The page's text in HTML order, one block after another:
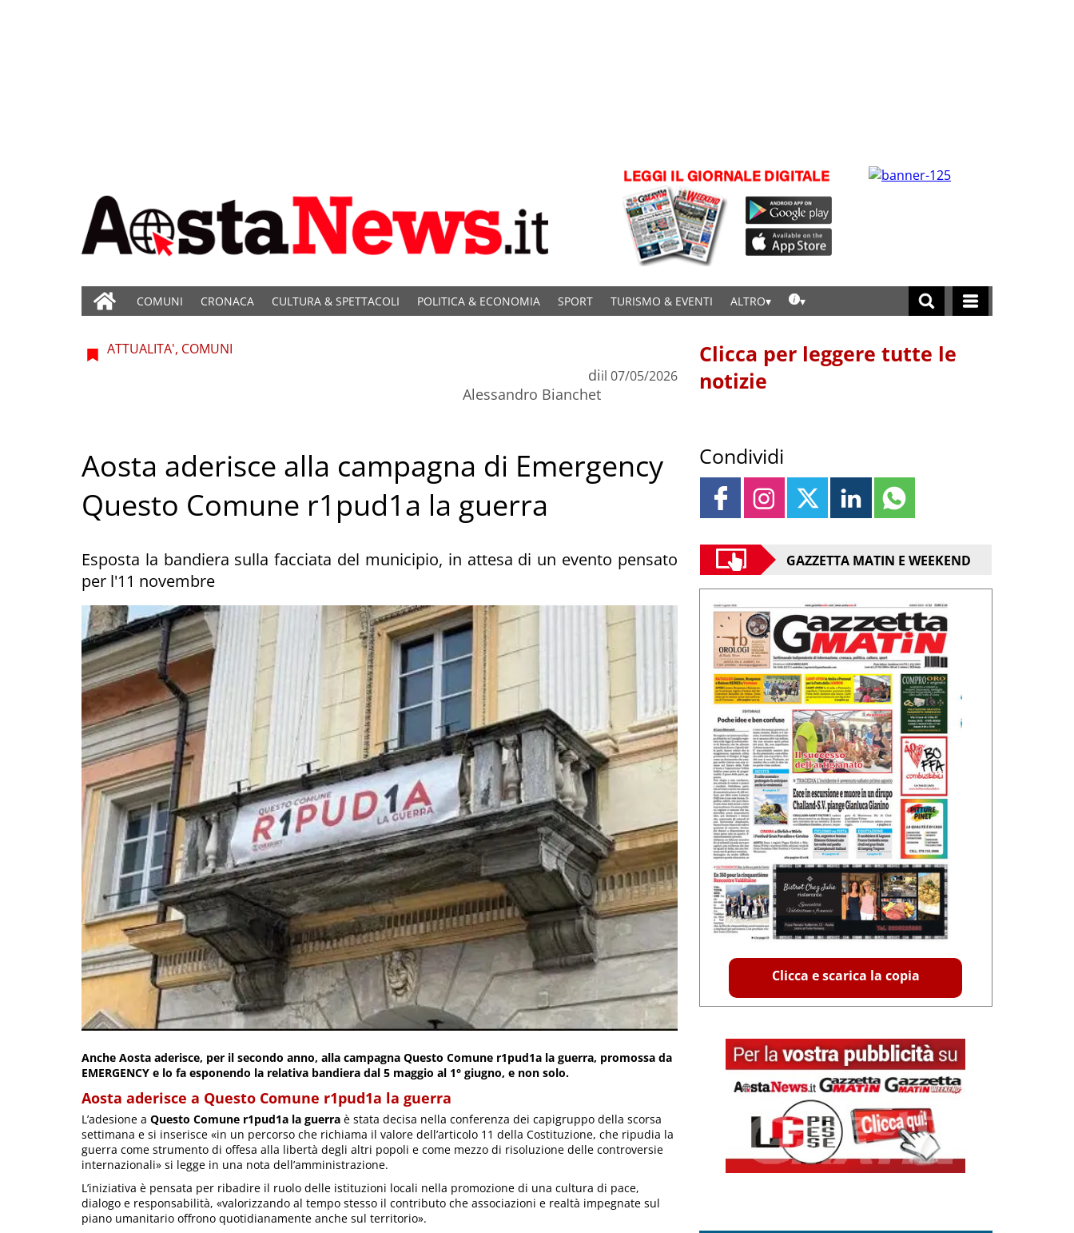
COMUNI CRONACA CULTURA & SPETTACOLI POLITICA & ECONOMIA SPORT TURISMO & EVENTI ALTRO
ATTUALITA', COMUNI
di
Alessandro Bianchet
il 07/05/2026
Aosta aderisce alla campagna di Emergency
Questo Comune r1pud1a la guerra
Esposta la bandiera sulla facciata del municipio, in attesa di un evento pensato
per l'11 novembre
Anche Aosta aderisce, per il secondo anno, alla campagna Questo Comune r1pud1a la guerra, promossa da
EMERGENCY e lo fa esponendo la relativa bandiera dal 5 maggio al 1° giugno, e non solo.
Aosta aderisce a Questo Comune r1pud1a la guerra
L’adesione a Questo Comune r1pud1a la guerra è stata decisa nella conferenza dei capigruppo della scorsa
settimana e si inserisce «in un percorso che richiama il valore dell’articolo 11 della Costituzione, che ripudia la
guerra come strumento di offesa alla libertà degli altri popoli e come mezzo di risoluzione delle controversie
internazionali» si legge in una nota dell’amministrazione.
L’iniziativa è pensata per ribadire il ruolo delle istituzioni locali nella promozione di una cultura di pace,
dialogo e responsabilità, «valorizzando al tempo stesso il contributo che associazioni e realtà impegnate sul
piano umanitario offrono quotidianamente anche sul territorio».
Clicca per leggere tutte le
notizie
Condividi
GAZZETTA MATIN E WEEKEND
Clicca e scarica la copia